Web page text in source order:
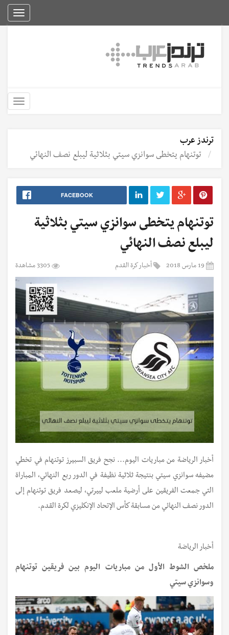
Toggle
Toggle
ترندز عرب
توتنهام يتخطى سوانزي سيتي بثلاثية ليبلع نصف النهائي
FACEBOOK
توتنهام يتخطى سوانزي سيتي بثلاثية
ليبلع نصف النهائي
19 مارس 2018 أخبار كرة القدم 3305 مشاهدة
أخبار الرياضة من مباريات اليوم...نجح فريق السبيرز توتنهام في تخطي
مضيفه سوانزي سيتي بنتيجة ثلاثية نظيفة في الدور ربع النهائي، المباراة
التي جمعت الفريقين على أرضية ملعب لييرتي، ليصعد فريق توتنهام إلى
الدور نصف النهائي من مسابقة كأس الإتحاد الإنكليزي لكرة القدم.
أخبار الرياضة
ملخص الشوط الأول من مباريات اليوم بين فريقينتوتنهام
وسوانزي سيتي